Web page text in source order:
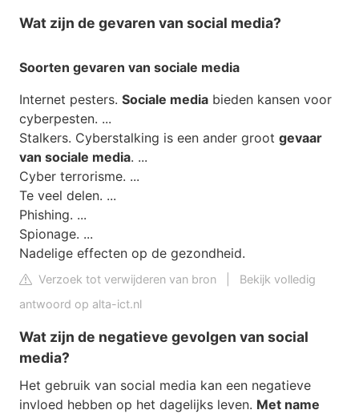
Wat zijn de gevaren van social media?
Soorten gevaren van sociale media
Internet pesters. Sociale media bieden kansen voor
cyberpesten. ...
Stalkers. Cyberstalking is een ander groot gevaar
van sociale media. ...
Cyber ​​terrorisme. ...
Te veel delen. ...
Phishing. ...
Spionage. ...
Nadelige effecten op de gezondheid.
Verzoek tot verwijderen van bron
Bekijk volledig
antwoord op alta-ict.nl
Wat zijn de negatieve gevolgen van social
media?
Het gebruik van social media kan een negatieve
invloed hebben op het dagelijks leven. Met name